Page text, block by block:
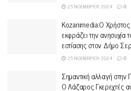
25 ΝΟΕΜΒΡΊΟΥ 2024 0
Kozanimedia:Ο Χρήστος
εκφράζει την ανησυχία
εστίασης στον Δήμο
25 ΝΟΕΜΒΡΊΟΥ 2024 0
Σημαντική αλλαγή
Ο Λάζαρος Γκερεχτές